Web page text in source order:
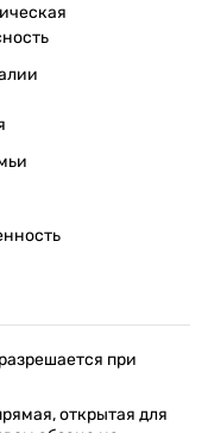
при
открытая для